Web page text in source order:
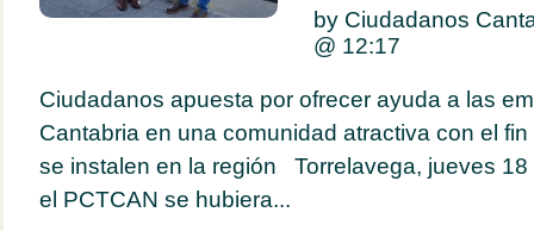
by Ciudadanos
@ 12:17
Ciudadanos apuesta por ofrecer ayuda a las
Cantabria en una comunidad atractiva con el
se instalen en la región Torrelavega, jueves 18
el PCTCAN se hubiera...